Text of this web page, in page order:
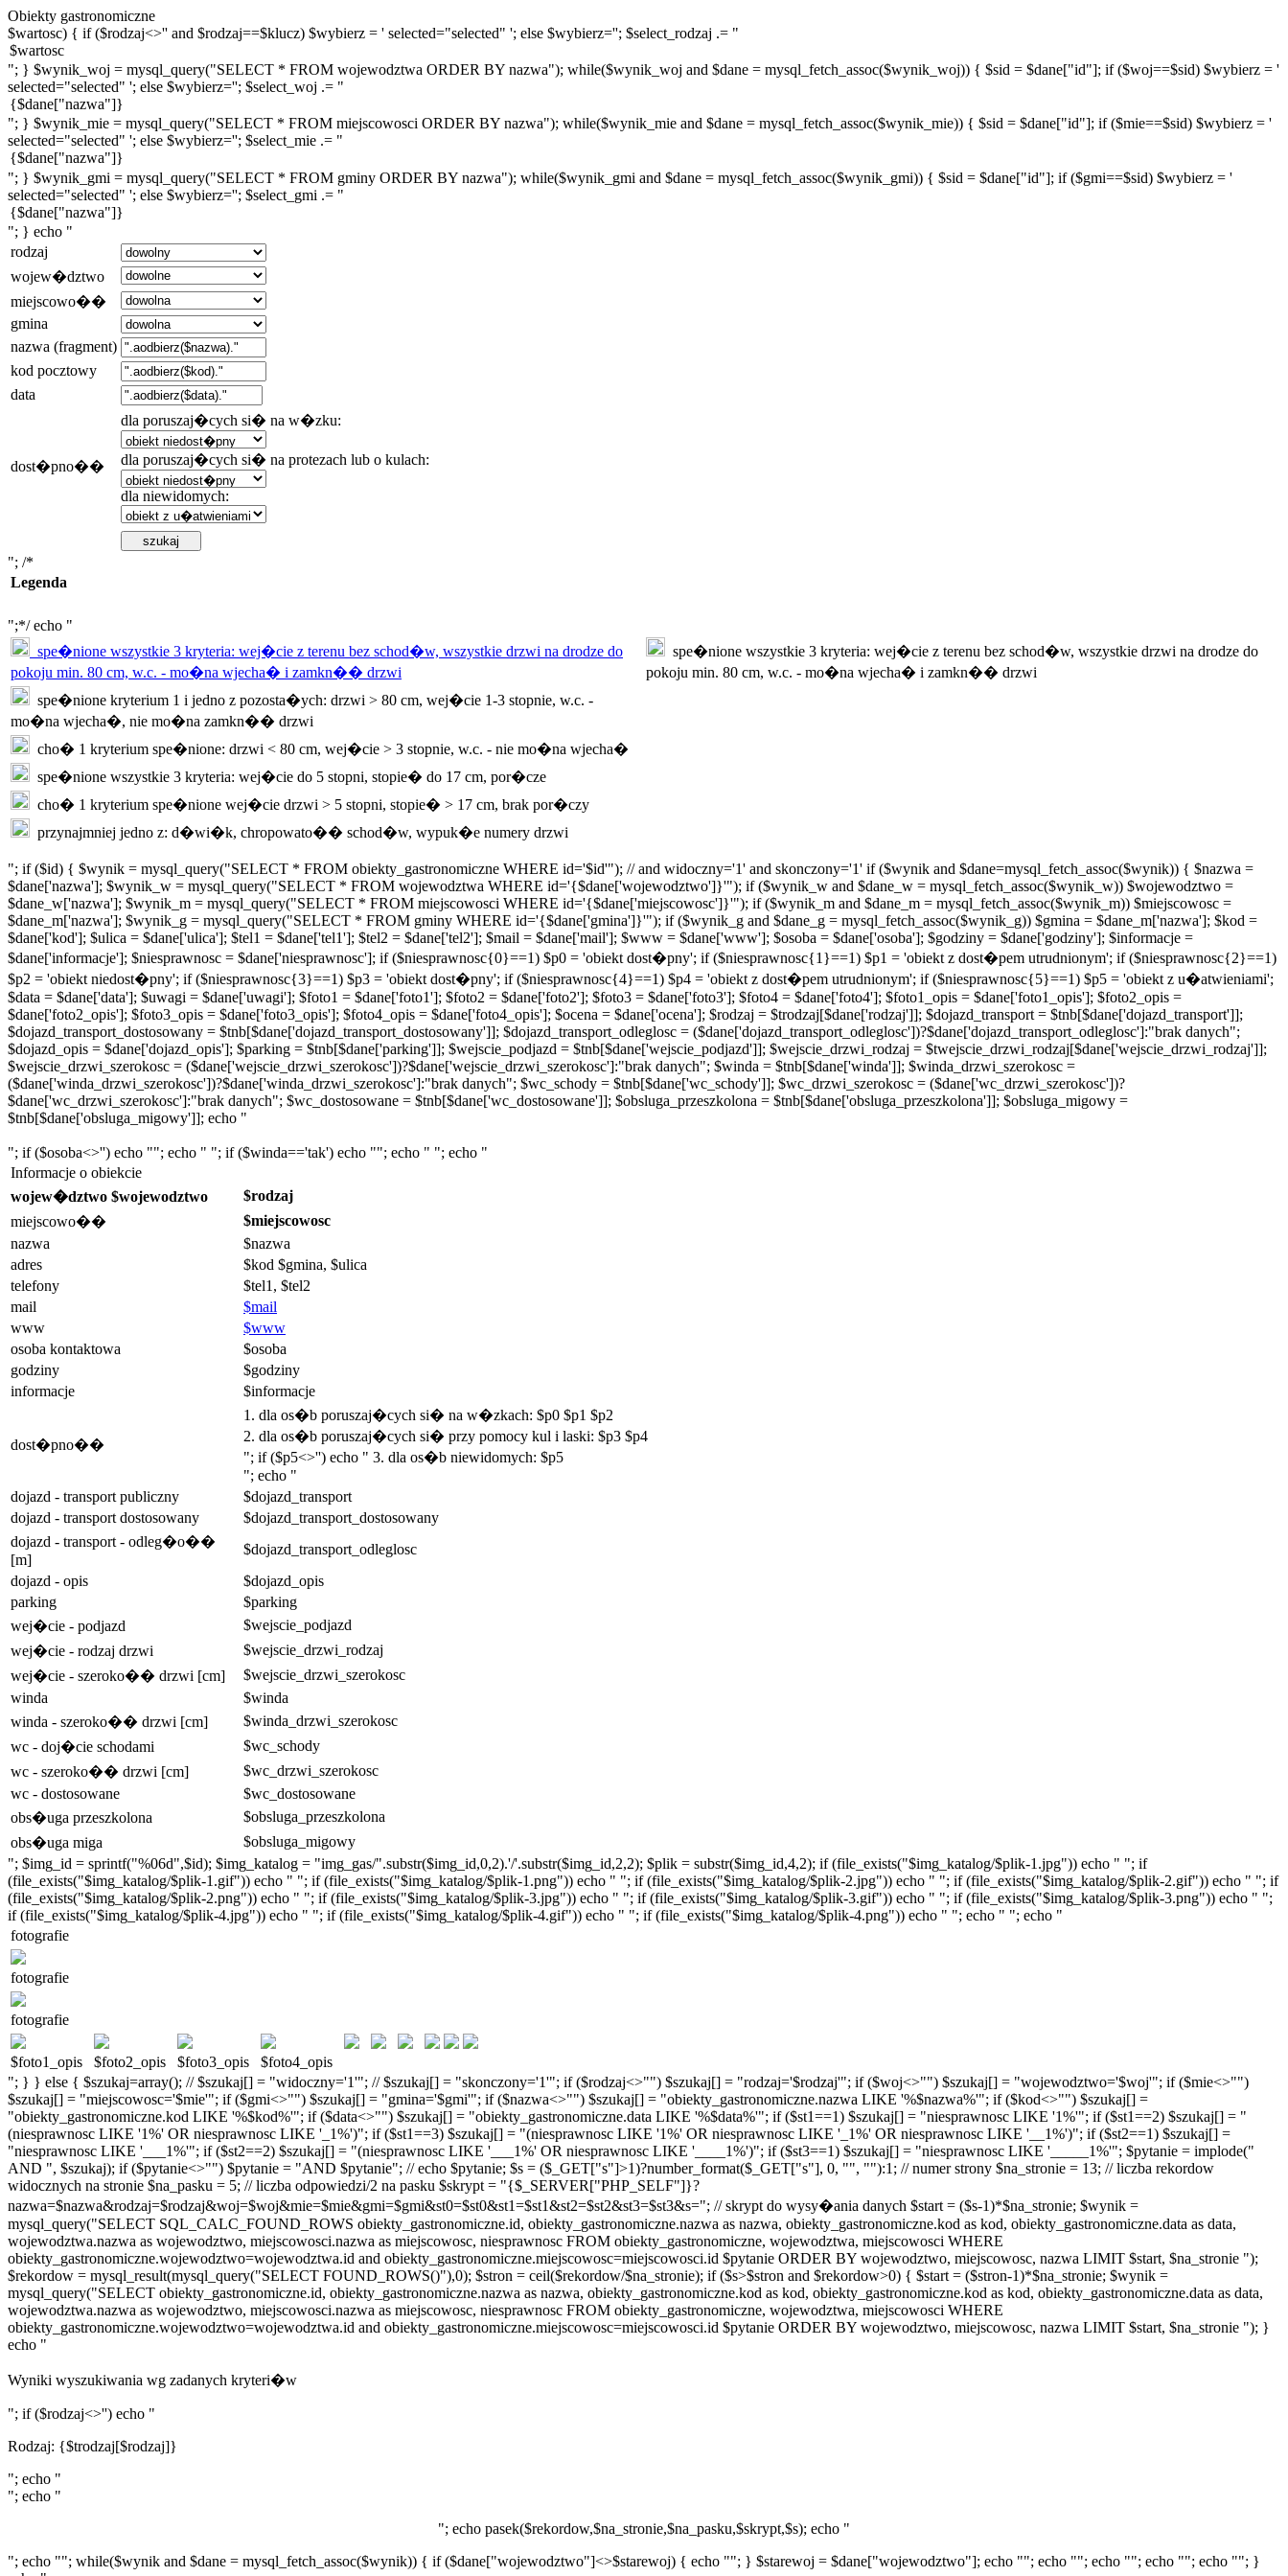
Obiekty gastronomiczne
$wartosc) { if ($rodzaj<>'' and $rodzaj==$klucz) $wybierz = ' selected="selected" '; else $wybierz=''; $select_rodzaj .= "
"; } $wynik_woj = mysql_query("SELECT * FROM wojewodztwa ORDER BY nazwa"); while($wynik_woj and $dane = mysql_fetch_assoc($wynik_woj)) { $sid = $dane["id"]; if ($woj==$sid) $wybierz = '
selected="selected" '; else $wybierz=''; $select_woj .= "
"; } $wynik_mie = mysql_query("SELECT * FROM miejscowosci ORDER BY nazwa"); while($wynik_mie and $dane = mysql_fetch_assoc($wynik_mie)) { $sid = $dane["id"]; if ($mie==$sid) $wybierz = '
selected="selected" '; else $wybierz=''; $select_mie .= "
"; } $wynik_gmi = mysql_query("SELECT * FROM gminy ORDER BY nazwa"); while($wynik_gmi and $dane = mysql_fetch_assoc($wynik_gmi)) { $sid = $dane["id"]; if ($gmi==$sid) $wybierz = '
selected="selected" '; else $wybierz=''; $select_gmi .= "
"; } echo "
rodzaj
wojew�dztwo
miejscowo��
gmina
nazwa (fragment)
kod pocztowy
data
dost�pno��
dla poruszaj�cych si� na w�zku:
dla poruszaj�cych si� na protezach lub o kulach:
dla niewidomych:
"; /*
Legenda
";*/ echo "
spe�nione wszystkie 3 kryteria: wej�cie z terenu bez schod�w, wszystkie drzwi na drodze do
pokoju min. 80 cm, w.c. - mo�na wjecha� i zamkn�� drzwi
spe�nione wszystkie 3 kryteria: wej�cie z terenu bez schod�w, wszystkie drzwi na drodze do
pokoju min. 80 cm, w.c. - mo�na wjecha� i zamkn�� drzwi
spe�nione kryterium 1 i jedno z pozosta�ych: drzwi > 80 cm, wej�cie 1-3 stopnie, w.c. -
mo�na wjecha�, nie mo�na zamkn�� drzwi
cho� 1 kryterium spe�nione: drzwi < 80 cm, wej�cie > 3 stopnie, w.c. - nie mo�na wjecha�
spe�nione wszystkie 3 kryteria: wej�cie do 5 stopni, stopie� do 17 cm, por�cze
cho� 1 kryterium spe�nione wej�cie drzwi > 5 stopni, stopie� > 17 cm, brak por�czy
przynajmniej jedno z: d�wi�k, chropowato�� schod�w, wypuk�e numery drzwi
"; if ($id) { $wynik = mysql_query("SELECT * FROM obiekty_gastronomiczne WHERE id='$id'"); // and widoczny='1' and skonczony='1' if ($wynik and $dane=mysql_fetch_assoc($wynik)) { $nazwa =
$dane['nazwa']; $wynik_w = mysql_query("SELECT * FROM wojewodztwa WHERE id='{$dane['wojewodztwo']}'"); if ($wynik_w and $dane_w = mysql_fetch_assoc($wynik_w)) $wojewodztwo =
$dane_w['nazwa']; $wynik_m = mysql_query("SELECT * FROM miejscowosci WHERE id='{$dane['miejscowosc']}'"); if ($wynik_m and $dane_m = mysql_fetch_assoc($wynik_m)) $miejscowosc =
$dane_m['nazwa']; $wynik_g = mysql_query("SELECT * FROM gminy WHERE id='{$dane['gmina']}'"); if ($wynik_g and $dane_g = mysql_fetch_assoc($wynik_g)) $gmina = $dane_m['nazwa']; $kod =
$dane['kod']; $ulica = $dane['ulica']; $tel1 = $dane['tel1']; $tel2 = $dane['tel2']; $mail = $dane['mail']; $www = $dane['www']; $osoba = $dane['osoba']; $godziny = $dane['godziny']; $informacje =
$dane['informacje']; $niesprawnosc = $dane['niesprawnosc']; if ($niesprawnosc{0}==1) $p0 = 'obiekt dost�pny'; if ($niesprawnosc{1}==1) $p1 = 'obiekt z dost�pem utrudnionym'; if ($niesprawnosc{2}==1)
$p2 = 'obiekt niedost�pny'; if ($niesprawnosc{3}==1) $p3 = 'obiekt dost�pny'; if ($niesprawnosc{4}==1) $p4 = 'obiekt z dost�pem utrudnionym'; if ($niesprawnosc{5}==1) $p5 = 'obiekt z u�atwieniami';
$data = $dane['data']; $uwagi = $dane['uwagi']; $foto1 = $dane['foto1']; $foto2 = $dane['foto2']; $foto3 = $dane['foto3']; $foto4 = $dane['foto4']; $foto1_opis = $dane['foto1_opis']; $foto2_opis =
$dane['foto2_opis']; $foto3_opis = $dane['foto3_opis']; $foto4_opis = $dane['foto4_opis']; $ocena = $dane['ocena']; $rodzaj = $trodzaj[$dane['rodzaj']]; $dojazd_transport = $tnb[$dane['dojazd_transport']];
$dojazd_transport_dostosowany = $tnb[$dane['dojazd_transport_dostosowany']]; $dojazd_transport_odleglosc = ($dane['dojazd_transport_odleglosc'])?$dane['dojazd_transport_odleglosc']:"brak danych";
$dojazd_opis = $dane['dojazd_opis']; $parking = $tnb[$dane['parking']]; $wejscie_podjazd = $tnb[$dane['wejscie_podjazd']]; $wejscie_drzwi_rodzaj = $twejscie_drzwi_rodzaj[$dane['wejscie_drzwi_rodzaj']];
$wejscie_drzwi_szerokosc = ($dane['wejscie_drzwi_szerokosc'])?$dane['wejscie_drzwi_szerokosc']:"brak danych"; $winda = $tnb[$dane['winda']]; $winda_drzwi_szerokosc =
($dane['winda_drzwi_szerokosc'])?$dane['winda_drzwi_szerokosc']:"brak danych"; $wc_schody = $tnb[$dane['wc_schody']]; $wc_drzwi_szerokosc = ($dane['wc_drzwi_szerokosc'])?
$dane['wc_drzwi_szerokosc']:"brak danych"; $wc_dostosowane = $tnb[$dane['wc_dostosowane']]; $obsluga_przeszkolona = $tnb[$dane['obsluga_przeszkolona']]; $obsluga_migowy =
$tnb[$dane['obsluga_migowy']]; echo "
"; if ($osoba<>'') echo ""; echo " "; if ($winda=='tak') echo ""; echo " "; echo "
Informacje o obiekcie
wojew�dztwo $wojewodztwo
$rodzaj
miejscowo��
$miejscowosc
nazwa
$nazwa
adres
$kod $gmina, $ulica
telefony
$tel1, $tel2
mail
$mail
www
$www
osoba kontaktowa
$osoba
godziny
$godziny
informacje
$informacje
dost�pno��
1. dla os�b poruszaj�cych si� na w�zkach: $p0 $p1 $p2
2. dla os�b poruszaj�cych si� przy pomocy kul i laski: $p3 $p4
"; if ($p5<>'') echo " 3. dla os�b niewidomych: $p5
"; echo "
dojazd - transport publiczny
$dojazd_transport
dojazd - transport dostosowany
$dojazd_transport_dostosowany
dojazd - transport - odleg�o��
[m]
$dojazd_transport_odleglosc
dojazd - opis
$dojazd_opis
parking
$parking
wej�cie - podjazd
$wejscie_podjazd
wej�cie - rodzaj drzwi
$wejscie_drzwi_rodzaj
wej�cie - szeroko�� drzwi [cm]
$wejscie_drzwi_szerokosc
winda
$winda
winda - szeroko�� drzwi [cm]
$winda_drzwi_szerokosc
wc - doj�cie schodami
$wc_schody
wc - szeroko�� drzwi [cm]
$wc_drzwi_szerokosc
wc - dostosowane
$wc_dostosowane
obs�uga przeszkolona
$obsluga_przeszkolona
obs�uga miga
$obsluga_migowy
"; $img_id = sprintf("%06d",$id); $img_katalog = "img_gas/".substr($img_id,0,2).'/'.substr($img_id,2,2); $plik = substr($img_id,4,2); if (file_exists("$img_katalog/$plik-1.jpg")) echo " "; if
(file_exists("$img_katalog/$plik-1.gif")) echo " "; if (file_exists("$img_katalog/$plik-1.png")) echo " "; if (file_exists("$img_katalog/$plik-2.jpg")) echo " "; if (file_exists("$img_katalog/$plik-2.gif")) echo " "; if
(file_exists("$img_katalog/$plik-2.png")) echo " "; if (file_exists("$img_katalog/$plik-3.jpg")) echo " "; if (file_exists("$img_katalog/$plik-3.gif")) echo " "; if (file_exists("$img_katalog/$plik-3.png")) echo " ";
if (file_exists("$img_katalog/$plik-4.jpg")) echo " "; if (file_exists("$img_katalog/$plik-4.gif")) echo " "; if (file_exists("$img_katalog/$plik-4.png")) echo " "; echo " "; echo "
fotografie
fotografie
fotografie
$foto1_opis $foto2_opis $foto3_opis
$foto4_opis
"; } } else { $szukaj=array(); // $szukaj[] = "widoczny='1'"; // $szukaj[] = "skonczony='1'"; if ($rodzaj<>"") $szukaj[] = "rodzaj='$rodzaj'"; if ($woj<>"") $szukaj[] = "wojewodztwo='$woj'"; if ($mie<>"")
$szukaj[] = "miejscowosc='$mie'"; if ($gmi<>"") $szukaj[] = "gmina='$gmi'"; if ($nazwa<>"") $szukaj[] = "obiekty_gastronomiczne.nazwa LIKE '%$nazwa%'"; if ($kod<>"") $szukaj[] =
"obiekty_gastronomiczne.kod LIKE '%$kod%'"; if ($data<>"") $szukaj[] = "obiekty_gastronomiczne.data LIKE '%$data%'"; if ($st1==1) $szukaj[] = "niesprawnosc LIKE '1%'"; if ($st1==2) $szukaj[] = "
(niesprawnosc LIKE '1%' OR niesprawnosc LIKE '_1%')"; if ($st1==3) $szukaj[] = "(niesprawnosc LIKE '1%' OR niesprawnosc LIKE '_1%' OR niesprawnosc LIKE '__1%')"; if ($st2==1) $szukaj[] =
"niesprawnosc LIKE '___1%'"; if ($st2==2) $szukaj[] = "(niesprawnosc LIKE '___1%' OR niesprawnosc LIKE '____1%')"; if ($st3==1) $szukaj[] = "niesprawnosc LIKE '_____1%'"; $pytanie = implode("
AND ", $szukaj); if ($pytanie<>"") $pytanie = "AND $pytanie"; // echo $pytanie; $s = ($_GET["s"]>1)?number_format($_GET["s"], 0, "", ""):1; // numer strony $na_stronie = 13; // liczba rekordow
widocznych na stronie $na_pasku = 5; // liczba odpowiedzi/2 na pasku $skrypt = "{$_SERVER["PHP_SELF"]}?
nazwa=$nazwa&rodzaj=$rodzaj&woj=$woj&mie=$mie&gmi=$gmi&st0=$st0&st1=$st1&st2=$st2&st3=$st3&s="; // skrypt do wysy�ania danych $start = ($s-1)*$na_stronie; $wynik =
mysql_query("SELECT SQL_CALC_FOUND_ROWS obiekty_gastronomiczne.id, obiekty_gastronomiczne.nazwa as nazwa, obiekty_gastronomiczne.kod as kod, obiekty_gastronomiczne.data as data,
wojewodztwa.nazwa as wojewodztwo, miejscowosci.nazwa as miejscowosc, niesprawnosc FROM obiekty_gastronomiczne, wojewodztwa, miejscowosci WHERE
obiekty_gastronomiczne.wojewodztwo=wojewodztwa.id and obiekty_gastronomiczne.miejscowosc=miejscowosci.id $pytanie ORDER BY wojewodztwo, miejscowosc, nazwa LIMIT $start, $na_stronie ");
$rekordow = mysql_result(mysql_query("SELECT FOUND_ROWS()"),0); $stron = ceil($rekordow/$na_stronie); if ($s>$stron and $rekordow>0) { $start = ($stron-1)*$na_stronie; $wynik =
mysql_query("SELECT obiekty_gastronomiczne.id, obiekty_gastronomiczne.nazwa as nazwa, obiekty_gastronomiczne.kod as kod, obiekty_gastronomiczne.kod as kod, obiekty_gastronomiczne.data as data,
wojewodztwa.nazwa as wojewodztwo, miejscowosci.nazwa as miejscowosc, niesprawnosc FROM obiekty_gastronomiczne, wojewodztwa, miejscowosci WHERE
obiekty_gastronomiczne.wojewodztwo=wojewodztwa.id and obiekty_gastronomiczne.miejscowosc=miejscowosci.id $pytanie ORDER BY wojewodztwo, miejscowosc, nazwa LIMIT $start, $na_stronie "); }
echo "
Wyniki wyszukiwania wg zadanych kryteri�w
"; if ($rodzaj<>'') echo "
Rodzaj: {$trodzaj[$rodzaj]}
"; echo "
"; echo "
"; echo pasek($rekordow,$na_stronie,$na_pasku,$skrypt,$s); echo "
"; echo ""; while($wynik and $dane = mysql_fetch_assoc($wynik)) { if ($dane["wojewodztwo"]<>$starewoj) { echo ""; } $starewoj = $dane["wojewodztwo"]; echo ""; echo ""; echo ""; echo ""; echo ""; }